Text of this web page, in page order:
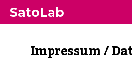
SatoLab
Impressum /